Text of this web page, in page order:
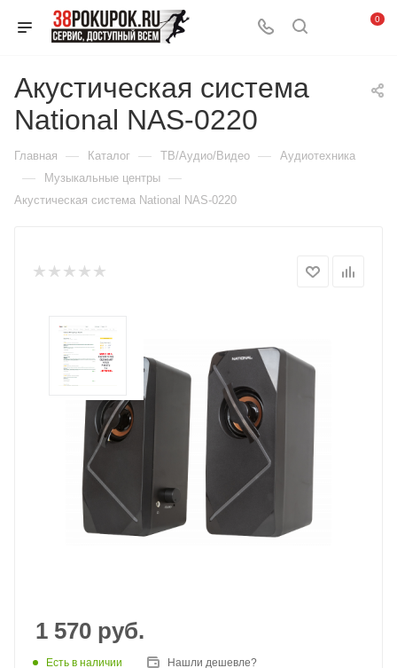
0
Акустическая система
National NAS-0220
Главная — Каталог — ТВ/Аудио/Видео — Аудиотехника
— Музыкальные центры —
Акустическая система National NAS-0220
1 570 руб.
Есть в наличии Нашли дешевле?